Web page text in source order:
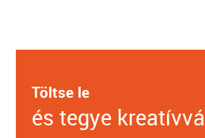
Töltse le
és tegye kreatívvá